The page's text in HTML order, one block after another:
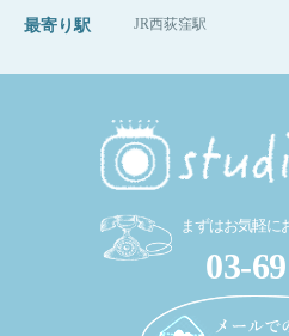
最寄り駅 JR西荻窪駅
まずはお気軽に
03-